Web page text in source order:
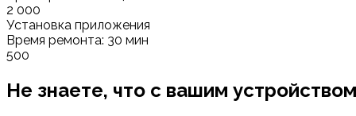
2 000
Установка приложения
Время ремонта: 30 мин
500
Не знаете, что с вашим